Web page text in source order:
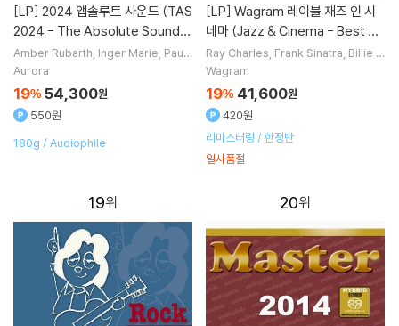
[LP]
2024 - The Absolute Sound)
[LP]
Amber Rubarth Inger Marie Paul
Banks
Aurora
19% 54,300원
550원
180g / Audiophile
[LP]
네마 (Jazz & Cinema - Best of
Jazz in Movies) [2LP]
Ray Charles Frank Sinatra Billie H
oliday Dean Martin
Wagram
19% 41,600원
420원
리마스터링 / 한정반
일시품절
19 20